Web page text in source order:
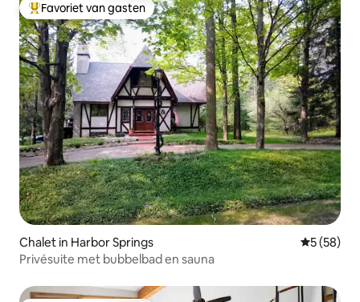
Topfavoriet van gasten
Favoriet van gasten
Chalet in Harbor Springs
5 (58)
Privésuite met bubbelbad en sauna